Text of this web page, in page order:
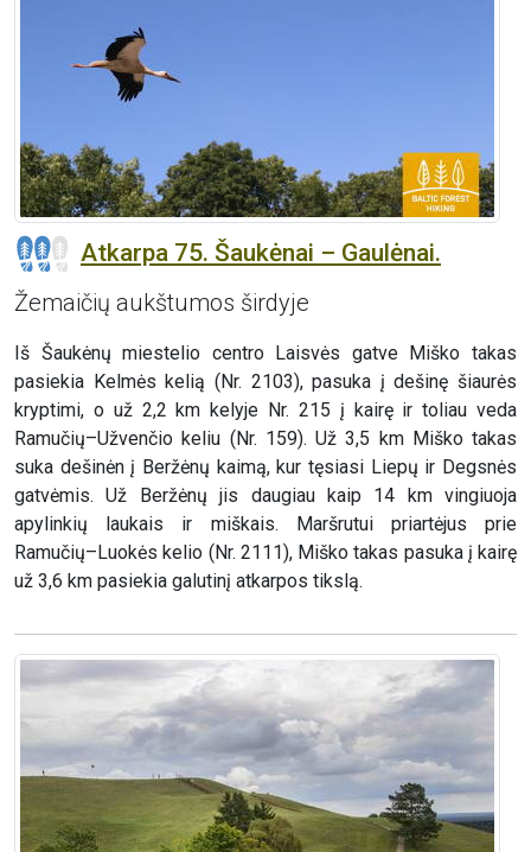
Atkarpa 75. Šaukėnai – Gaulėnai.
Žemaičių aukštumos širdyje
Iš Šaukėnų miestelio centro Laisvės gatve Miško takas
pasiekia Kelmės kelią (Nr. 2103), pasuka į dešinę šiaurės
kryptimi, o už 2,2 km kelyje Nr. 215 į kairę ir toliau veda
Ramučių–Užvenčio keliu (Nr. 159). Už 3,5 km Miško takas
suka dešinėn į Beržėnų kaimą, kur tęsiasi Liepų ir Degsnės
gatvėmis. Už Beržėnų jis daugiau kaip 14 km vingiuoja
apylinkių laukais ir miškais. Maršrutui priartėjus prie
Ramučių–Luokės kelio (Nr. 2111), Miško takas pasuka į kairę
už 3,6 km pasiekia galutinį atkarpos tikslą.